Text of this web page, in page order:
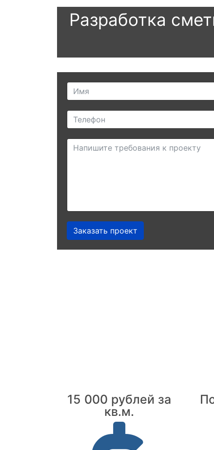
Разработка
Заказать проект
15 000 рублей за
кв.м.